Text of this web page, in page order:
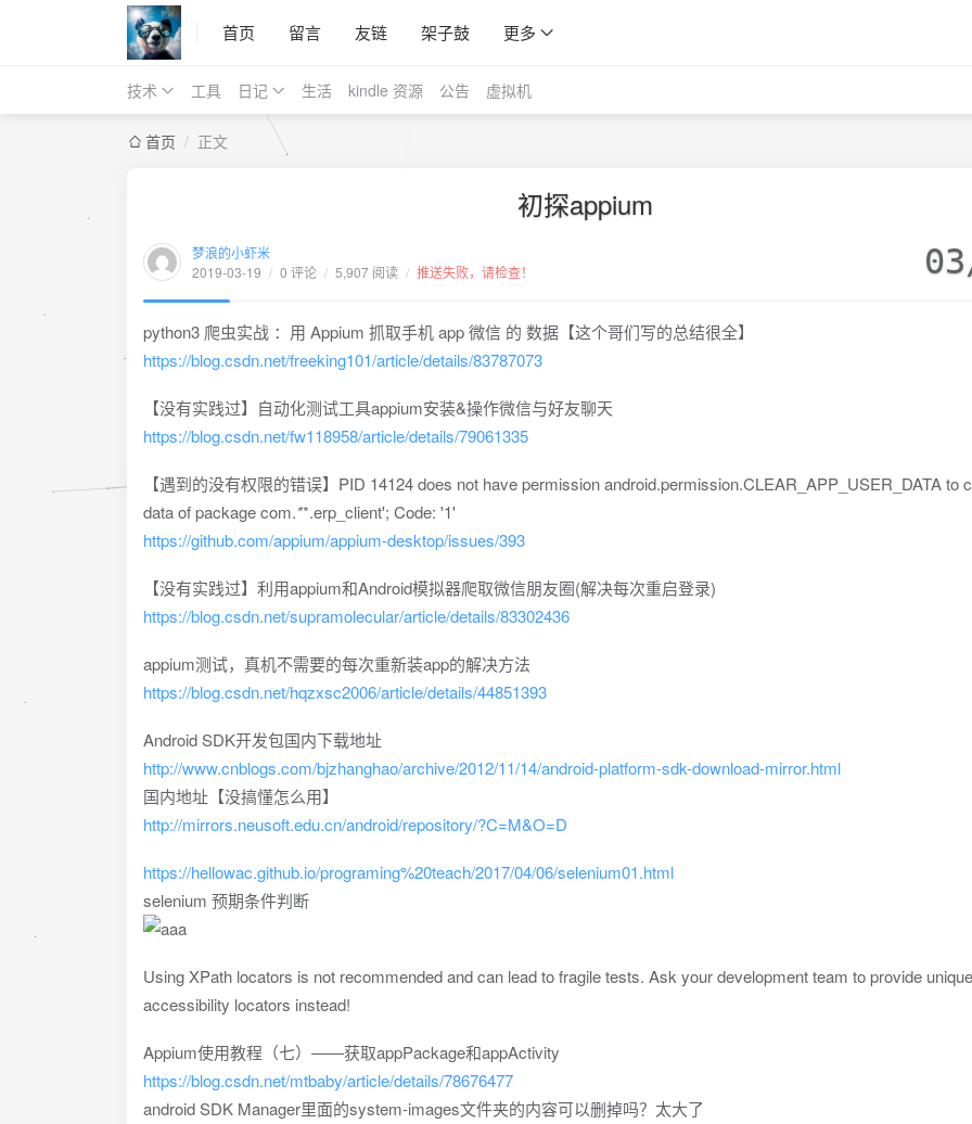
首页 留言 友链 架子鼓 更多
技术 工具 日记 生活 kindle 资源 公告 虚拟机
首页 / 正文
初探appium
梦浪的小虾米
2019-03-19 / 0 评论 / 5,907 阅读 / 推送失败，请检查！
python3 爬虫实战 ：用 Appium 抓取手机 app 微信 的 数据【这个哥们写的总结很全】
https://blog.csdn.net/freeking101/article/details/83787073
【没有实践过】自动化测试工具appium安装&操作微信与好友聊天
https://blog.csdn.net/fw118958/article/details/79061335
【遇到的没有权限的错误】PID 14124 does not have permission android.permission.CLEAR_APP_USER_DATA to
data of package com.**.erp_client'; Code: '1'
https://github.com/appium/appium-desktop/issues/393
【没有实践过】利用appium和Android模拟器爬取微信朋友圈(解决每次重启登录)
https://blog.csdn.net/supramolecular/article/details/83302436
appium测试，真机不需要的每次重新装app的解决方法
https://blog.csdn.net/hqzxsc2006/article/details/44851393
Android SDK开发包国内下载地址
http://www.cnblogs.com/bjzhanghao/archive/2012/11/14/android-platform-sdk-download-mirror.html
国内地址【没搞懂怎么用】
http://mirrors.neusoft.edu.cn/android/repository/?C=M&O=D
https://hellowac.github.io/programing%20teach/2017/04/06/selenium01.html
selenium 预期条件判断
Using XPath locators is not recommended and can lead to fragile tests. Ask your development team to provide unique
accessibility locators instead!
Appium使用教程（七）——获取appPackage和appActivity
https://blog.csdn.net/mtbaby/article/details/78676477
android SDK Manager里面的system-images文件夹的内容可以删掉吗？太大了